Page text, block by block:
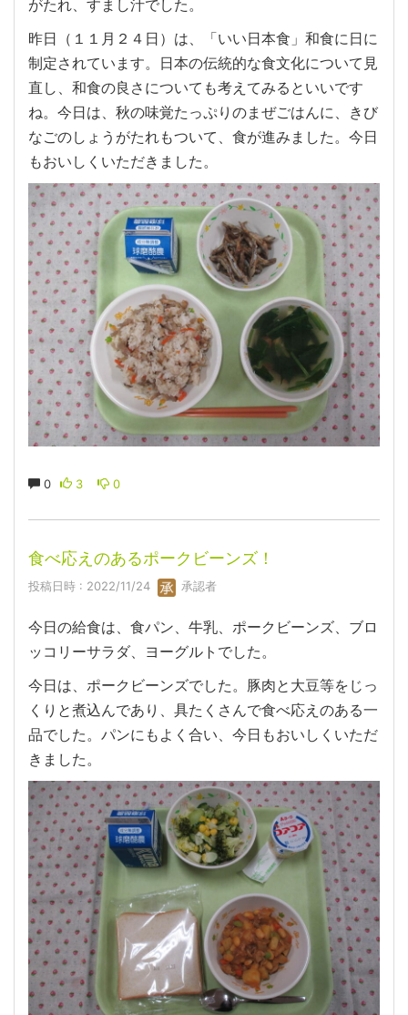
がたれ、すまし汁でした。
昨日（１１月２４日）は、「いい日本食」和食に日に
制定されています。日本の伝統的な食文化について見
直し、和食の良さについても考えてみるといいです
ね。今日は、秋の味覚たっぷりのまぜごはんに、きび
なごのしょうがたれもついて、食が進みました。今日
もおいしくいただきました。
0 3 0
食べ応えのあるポークビーンズ！
投稿日時 : 2022/11/24 承認者
今日の給食は、食パン、牛乳、ポークビーンズ、ブロ
ッコリーサラダ、ヨーグルトでした。
今日は、ポークビーンズでした。豚肉と大豆等をじっ
くりと煮込んであり、具たくさんで食べ応えのある一
品でした。パンにもよく合い、今日もおいしくいただ
きました。